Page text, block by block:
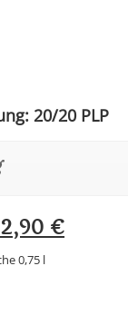
20/20 PLP
€
0,75 l